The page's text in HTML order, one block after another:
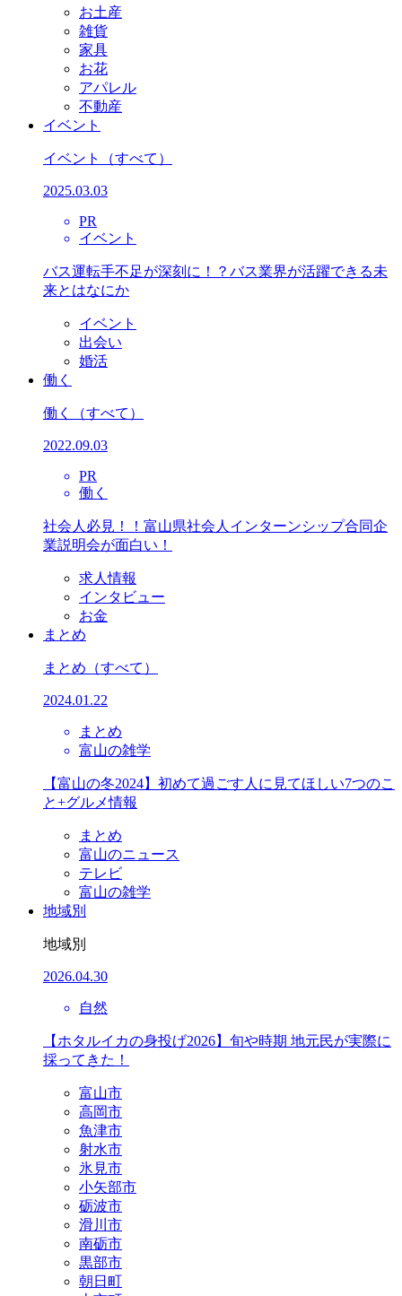
お土産
雑貨
家具
お花
アパレル
不動産
イベント
イベント （すべて）
2025.03.03
PR
イベント
バス運転手不足が深刻に！？バス業界が活躍できる未
来とはなにか
イベント
出会い
婚活
働く
働く （すべて）
2022.09.03
PR
働く
社会人必見！！富山県社会人インターンシップ合同企
業説明会が面白い！
求人情報
インタビュー
お金
まとめ
まとめ （すべて）
2024.01.22
まとめ
富山の雑学
【富山の冬2024】初めて過ごす人に見てほしい7つのこ
と+グルメ情報
まとめ
富山のニュース
テレビ
富山の雑学
地域別
地域別
2026.04.30
自然
【ホタルイカの身投げ2026】旬や時期 地元民が実際に
採ってきた！
富山市
高岡市
魚津市
射水市
氷見市
小矢部市
砺波市
滑川市
南砺市
黒部市
朝日町